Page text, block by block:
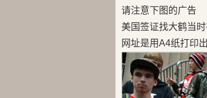
请注意下图的广告
美国签证找大鹤当
网址是用A4纸打印